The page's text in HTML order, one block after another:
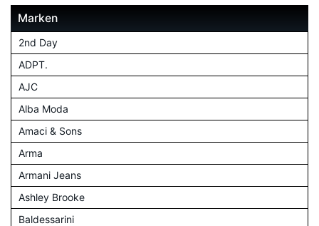
Marken
2nd Day
ADPT.
AJC
Alba Moda
Amaci & Sons
Arma
Armani Jeans
Ashley Brooke
Baldessarini